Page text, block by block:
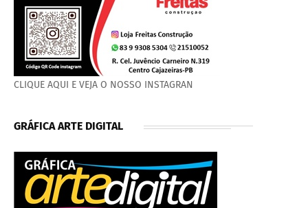
CLIQUE AQUI E VEJA O NOSSO INSTAGRAN
GRÁFICA ARTE DIGITAL